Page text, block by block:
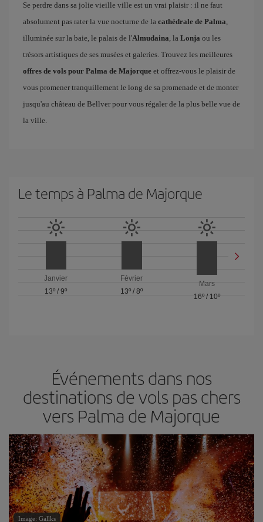
Se perdre dans sa jolie vieille ville est un vrai plaisir : il ne faut
absolument pas rater la vue nocturne de la cathédrale de Palma,
illuminée sur la baie, le palais de l'Almudaina, la Lonja ou les
trésors artistiques de ses musées et galeries. Trouvez les meilleures
offres de vols pour Palma de Majorque et offrez-vous le plaisir de
vous promener tranquillement le long de sa promenade et de monter
jusqu'au château de Bellver pour vous régaler de la plus belle vue de
la ville.
Le temps à Palma de Majorque
Janvier
13º /9º
Février
13º / 8º
Mars
16º/ 10º
Événements dans nos
destinations de vols pas chers
vers Palma de Majorque
Image: Gallks